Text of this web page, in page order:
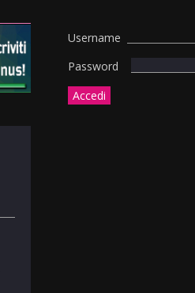
Username
Password